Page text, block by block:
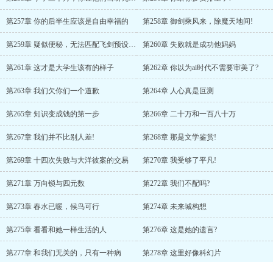
第257章 你的后半生应该是自由幸福的 第258章 御剑乘风来，除魔天地间!
第259章 疑似便秘，无法匹配飞剑预设指令 第260章 失败就是成功他妈妈
第261章 这才是大学生该有的样子 第262章 你以为ai时代不需要审美了?
第263章 我们欠你们一个道歉 第264章 人心真是叵测
第265章 知识变成钱的第一步 第266章 二十万和一百八十万
第267章 我们并不比别人差! 第268章 那是文学鉴赏!
第269章 十四次失败与大洋彼案的交易 第270章 我受够了平凡!
第271章 万向锁与四元数 第272章 我们不配吗?
第273章 春水已暖，候鸟可行 第274章 未来城构想
第275章 看看和她一样生活的人 第276章 这是她的遗言?
第277章 和我们无关的，只有一种病 第278章 这里好像科幻片